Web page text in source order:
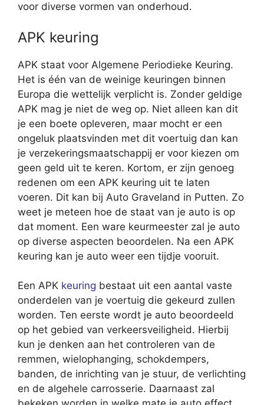
voor diverse vormen van onderhoud.
APK keuring
APK staat voor Algemene Periodieke Keuring.
Het is één van de weinige keuringen binnen
Europa die wettelijk verplicht is. Zonder geldige
APK mag je niet de weg op. Niet alleen kan dit
je een boete opleveren, maar mocht er een
ongeluk plaatsvinden met dit voertuig dan kan
je verzekeringsmaatschappij er voor kiezen om
geen geld uit te keren. Kortom, er zijn genoeg
redenen om een APK keuring uit te laten
voeren. Dit kan bij Auto Graveland in Putten. Zo
weet je meteen hoe de staat van je auto is op
dat moment. Een ware keurmeester zal je auto
op diverse aspecten beoordelen. Na een APK
keuring kan je auto weer een tijdje vooruit.
Een APK keuring bestaat uit een aantal vaste
onderdelen van je voertuig die gekeurd zullen
worden. Ten eerste wordt je auto beoordeeld
op het gebied van verkeersveiligheid. Hierbij
kun je denken aan het controleren van de
remmen, wielophanging, schokdempers,
banden, de inrichting van je stuur, de verlichting
en de algehele carrosserie. Daarnaast zal